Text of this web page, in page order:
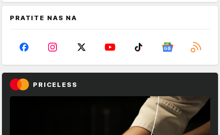
PRATITE NAS NA
PRICELESS